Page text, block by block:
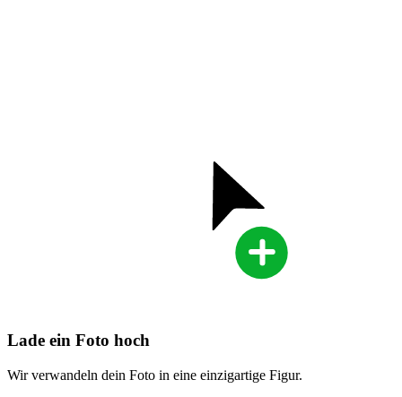
Lade ein Foto hoch
Wir verwandeln dein Foto in eine einzigartige Figur.